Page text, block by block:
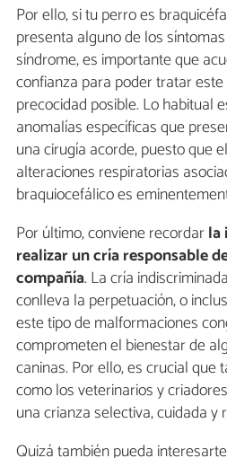
Por ello, si tu perro es
presenta alguno de los
síndrome, es importante que
confianza para poder tratar
precocidad posible. Lo habitual
anomalías específicas que
una cirugía acorde, puesto que
alteraciones respiratorias
braquiocefálico es
Por último, conviene recordarla
realizar un cría responsable
compañía. La cría
conlleva la perpetuación, o
este tipo de malformaciones
comprometen el bienestar de
caninas. Por ello, es crucial que
como los veterinarios y
una crianza selectiva, cuidada y
Quizá también pueda